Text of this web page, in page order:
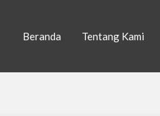
Beranda Tentang Kami